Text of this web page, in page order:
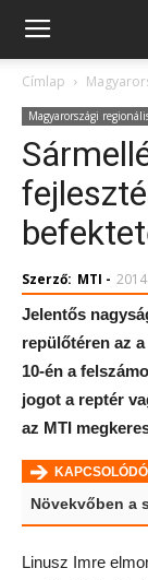
Címlap
Magyarországi
Szerző: MTI -
Jelentős
repülőtéren az
10-én a
jogot a reptér
az MTI
Növekvőben a
Linusz Imre